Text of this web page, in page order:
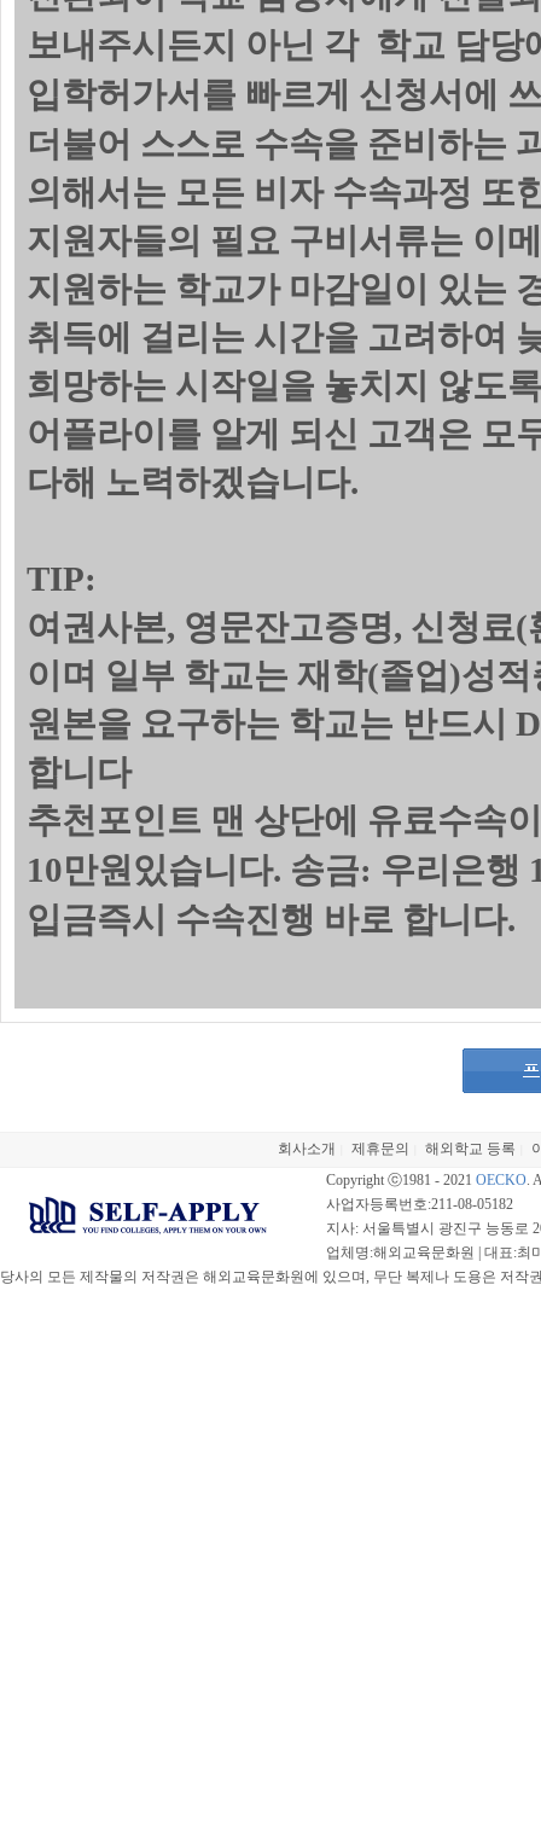
보내주시든지 아닌 각 학교 담당
입학허가서를 빠르게 신청서에
더불어 스스로 수속을 준비하는
의해서는 모든 비자 수속과정 또
지원자들의 필요 구비서류는 이
지원하는 학교가 마감일이 있는
취득에 걸리는 시간을 고려하여
희망하는 시작일을 놓치지 않도
어플라이를 알게 되신 고객은 모
다해 노력하겠습니다.
TIP:
여권사본, 영문잔고증명, 신청료(
이며 일부 학교는 재학(졸업)성
원본을 요구하는 학교는 반드시
합니다
추천포인트 맨 상단에 유료수속
10만원있습니다. 송금: 우리은행
입금즉시 수속진행 바로 합니다.
회사소개 제휴문의 해외학교 등록
Copyright ⓒ1981 - 2021 OECKO.
사업자등록번호:211-08-05182
지사: 서울특별시 광진구 능동로
업체명:해외교육문화원 | 대표:최
당사의 모든 제작물의 저작권은 해외교육문화원에 있으며, 무단 복제나 도용은 저